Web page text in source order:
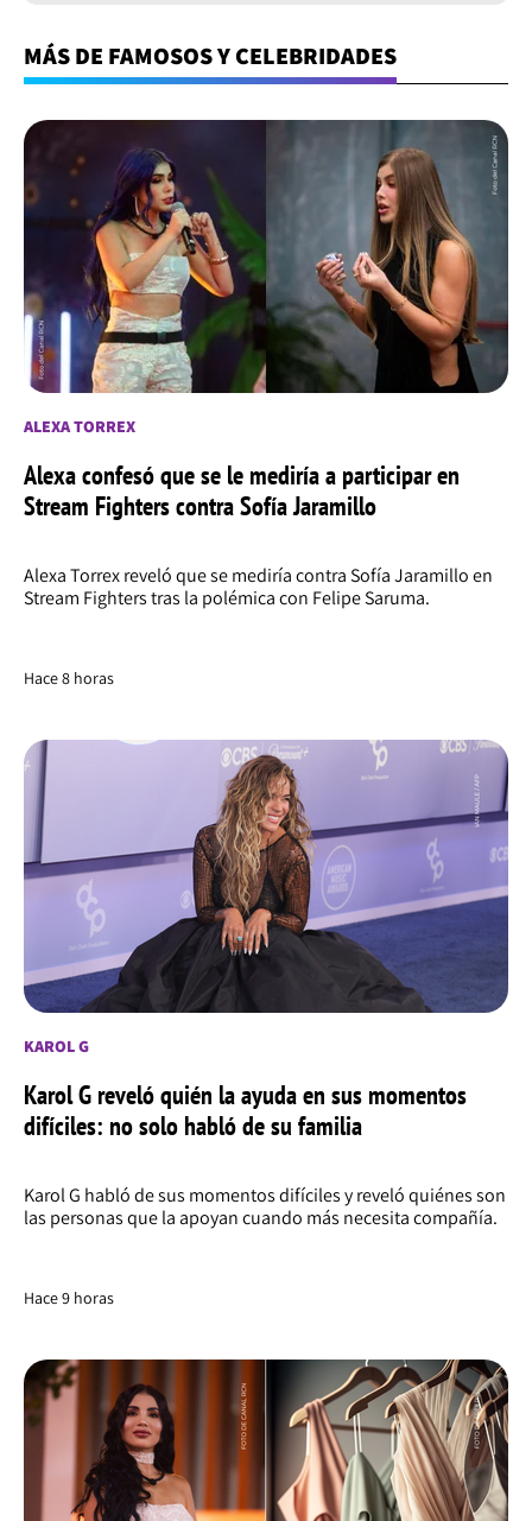
MÁS DE FAMOSOS Y CELEBRIDADES
ALEXA TORREX
Alexa confesó que se le mediría a participar en
Stream Fighters contra Sofía Jaramillo
Alexa Torrex reveló que se mediría contra Sofía Jaramillo en
Stream Fighters tras la polémica con Felipe Saruma.
Hace 8 horas
KAROL G
Karol G reveló quién la ayuda en sus momentos
difíciles: no solo habló de su familia
Karol G habló de sus momentos difíciles y reveló quiénes son
las personas que la apoyan cuando más necesita compañía.
Hace 9 horas